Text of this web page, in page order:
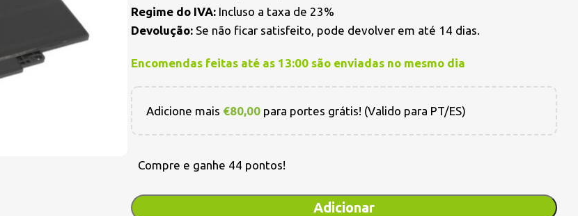
Regime do IVA: Incluso a taxa de 23%
Devolução: Se não ficar satisfeito, pode devolver em até 14 dias.
Encomendas feitas até as 13:00 são enviadas no mesmo dia
Adicione mais €80,00 para portes grátis! (Valido para PT/ES)
Compre e ganhe 44 pontos!
Adicionar